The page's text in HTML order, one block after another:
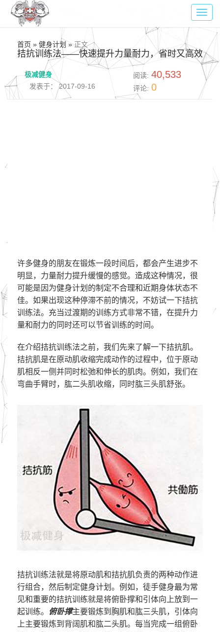
首页 » 健身计划 »正文
拮抗训练法——快速提升力量耐力，省时又高效
极减健身
发表于： 2017-09-16
阅读: 40,533
评论: 0
许多健身的朋友在锻炼一段时间后，都会产生进步不
明显，力量耐力提升缓慢的感觉。造成这种情况，很
可能是因为健身计划的制定不合理和近期身体状态不
佳。如果出现这种停滞不前的情况，不妨试一下拮抗
训练法。充当过渡期的训练方式非常不错，在提升力
量和耐力的同时还可以节省训练的时间。
在介绍拮抗训练法之前，我们先来了解一下拮抗肌。
拮抗肌是在原动肌收缩完成动作的过程中，位于原动
肌相反一侧并同时松弛和伸长的肌肉。例如，我们在
弯曲手臂时，肱二头肌收缩，同时肱三头肌舒张。
拮抗训练法就是将原动肌和拮抗肌负责的两种动作进
行组合，然后制定健身计划。例如，徒手健身最为常
见和重要的拮抗训练就是将俯卧撑和引体向上放到一
起训练。
俯卧撑主要锻炼到胸肌和肱三头肌，引体向
上主要锻炼到背阔肌和肱二头肌。每当完成一组俯卧